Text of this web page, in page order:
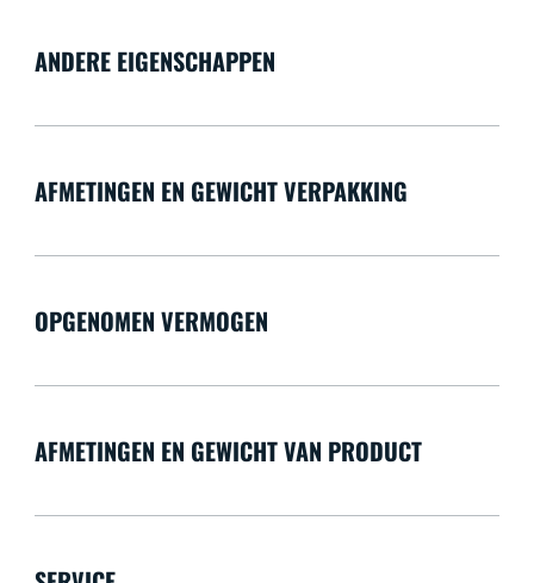
ANDERE EIGENSCHAPPEN
AFMETINGEN EN GEWICHT VERPAKKING
OPGENOMEN VERMOGEN
AFMETINGEN EN GEWICHT VAN PRODUCT